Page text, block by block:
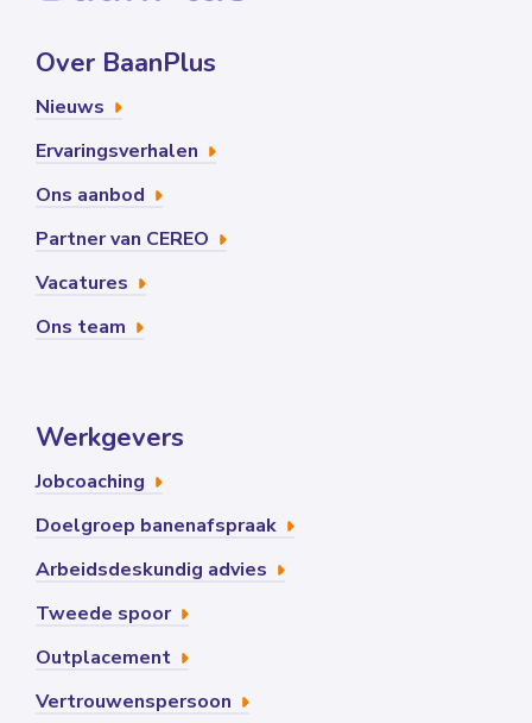
Over BaanPlus
Nieuws
Ervaringsverhalen
Ons aanbod
Partner van CEREO
Vacatures
Ons team
Werkgevers
Jobcoaching
Doelgroep banenafspraak
Arbeidsdeskundig advies
Tweede spoor
Outplacement
Vertrouwenspersoon